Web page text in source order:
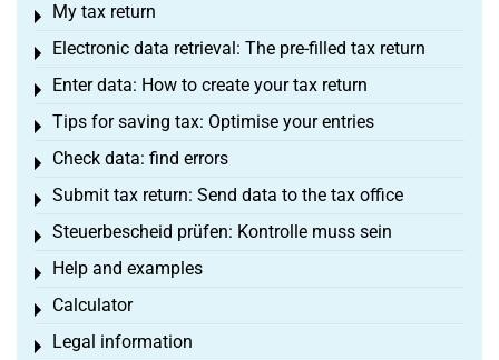
My tax return
Toggle menu
Electronic data retrieval: The pre-filled tax return
Toggle menu
Enter data: How to create your tax return
Toggle menu
Tips for saving tax: Optimise your entries
Toggle menu
Check data: find errors
Toggle menu
Submit tax return: Send data to the tax office
Toggle menu
Steuerbescheid prüfen: Kontrolle muss sein
Toggle menu
Help and examples
Toggle menu
Calculator
Toggle menu
Legal information
Toggle menu